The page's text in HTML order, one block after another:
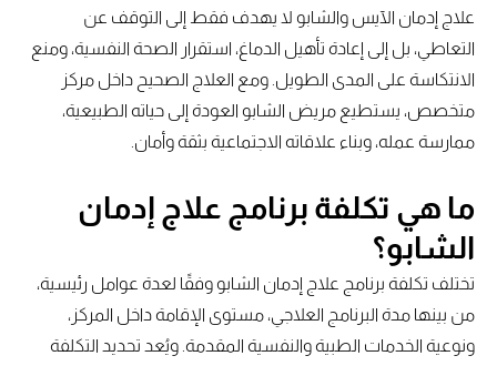
علاج إدمان الآيس والشابو لا يهدف فقط إلى التوقف عن
التعاطي، بل إلى إعادة تأهيل الدماغ، استقرار الصحة النفسية، ومنع
الانتكاسة على المدى الطويل. ومع العلاج الصحيح داخل مركز
متخصص، يستطيع مريض الشابو العودة إلى حياته الطبيعية،
ممارسة عمله، وبناء علاقاته الاجتماعية بثقة وأمان.
ما هي تكلفة برنامج علاج إدمان
الشابو؟
تختلف تكلفة برنامج علاج إدمان الشابو وفقًا لعدة عوامل رئيسية،
من بينها مدة البرنامج العلاجي، مستوى الإقامة داخل المركز،
ونوعية الخدمات الطبية والنفسية المقدمة. ويُعد تحديد التكلفة